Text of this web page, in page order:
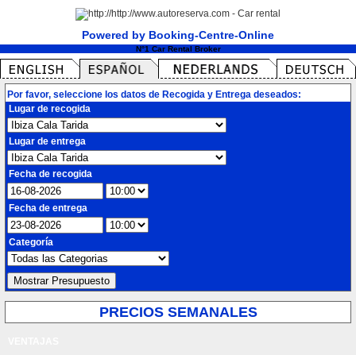
Powered by Booking-Centre-Online
N°1 Car Rental Broker
Por favor, seleccione los datos de Recogida y Entrega deseados:
Lugar de recogida
Lugar de entrega
Fecha de recogida
Fecha de entrega
Categoría
PRECIOS SEMANALES